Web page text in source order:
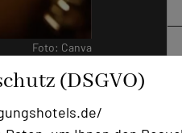
(DSGVO)
Foto: Canva